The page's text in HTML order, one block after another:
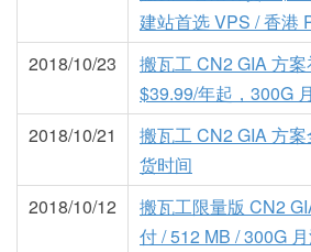
建站首选 VPS / 香港
2018/10/23
搬瓦工 CN2 GIA 方
$39.99/年起，300G
2018/10/21
搬瓦工 CN2 GIA 方
货时间
2018/10/12
搬瓦工限量版 CN2
付 / 512 MB / 300G